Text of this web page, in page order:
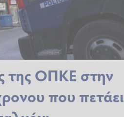
της ΟΠΚΕ στην
που πετάει